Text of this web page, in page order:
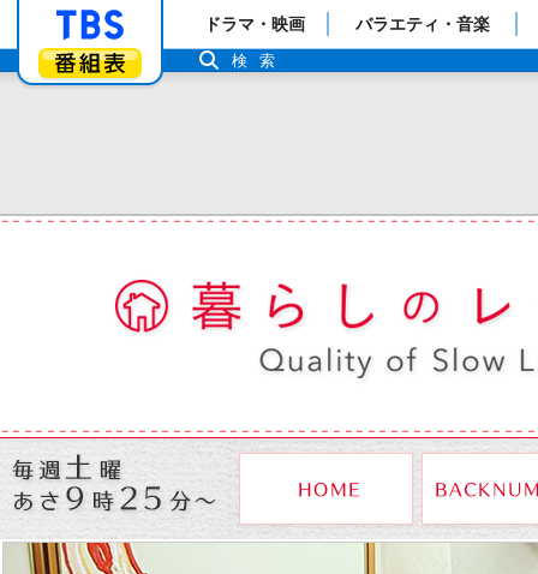
「TBSテレビ」トップページ
番組表
ドラマ・映画 バラエティ・音楽
検索